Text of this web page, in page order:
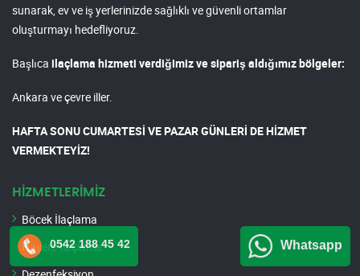
sunarak, ev ve iş yerlerinizde sağlıklı ve güvenli ortamlar
oluşturmayı hedefliyoruz.
Başlıca ilaçlama hizmeti verdiğimiz ve sipariş aldığımız bölgeler:
Ankara ve çevre iller.
HAFTA SONU CUMARTESİ VE PAZAR GÜNLERİ DE HİZMET
VERMEKTEYİZ!
HİZMETLERİMİZ
Böcek İlaçlama
Haşere İlaçlama
0542 188 45 42 Whatsapp